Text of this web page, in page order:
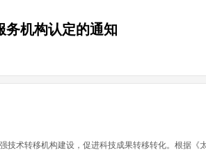
务机构认定的通知
术转移机构建设，促进科技成果转移转化。根据《